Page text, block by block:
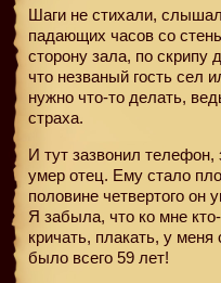
Шаги не стихали,
падающих часов со
сторону зала, по скрипу
что незваный гость сел
нужно что-то делать,
страха.
И тут зазвонил
умер отец. Ему стало
половине четвертого
Я забыла, что ко мне
кричать, плакать, у
было всего 59 лет!